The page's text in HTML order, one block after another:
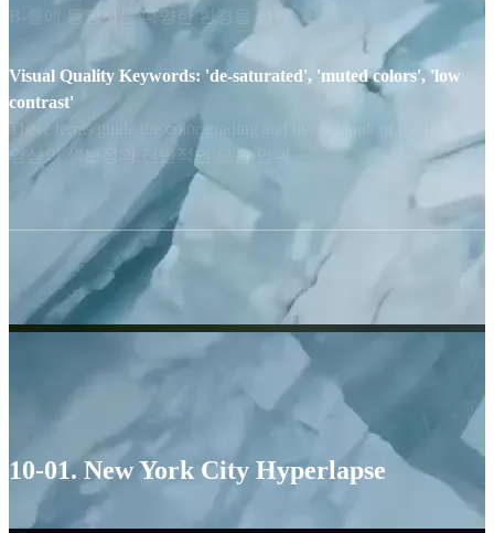
B-롤에 등장하는 다양한 환경을 설정
Visual Quality Keywords: 'de-saturated', 'muted colors', 'low
contrast'
These terms guide the color grading and overall look of the footage.
영상의 색보정과 전반적인 모습 안내
10-01. New York City Hyperlapse